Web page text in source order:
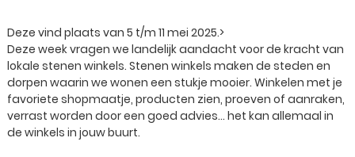
Deze vind plaats van 5 t/m 11 mei 2025.>
Deze week vragen we landelijk aandacht voor de kracht van
lokale stenen winkels. Stenen winkels maken de steden en
dorpen waarin we wonen een stukje mooier. Winkelen met je
favoriete shopmaatje, producten zien, proeven of aanraken,
verrast worden door een goed advies... het kan allemaal in
de winkels in jouw buurt.